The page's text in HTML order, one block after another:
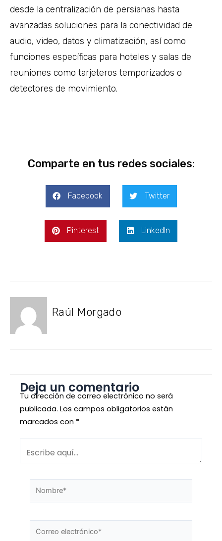
desde la centralización de persianas hasta
avanzadas soluciones para la conectividad de
audio, video, datos y climatización, así como
funciones específicas para hoteles y salas de
reuniones como tarjeteros temporizados o
detectores de movimiento.
Comparte en tus redes sociales:
Facebook Twitter
Pinterest LinkedIn
Raúl Morgado
Deja un comentario
Tu dirección de correo electrónico no será
publicada. Los campos obligatorios están
marcados con *